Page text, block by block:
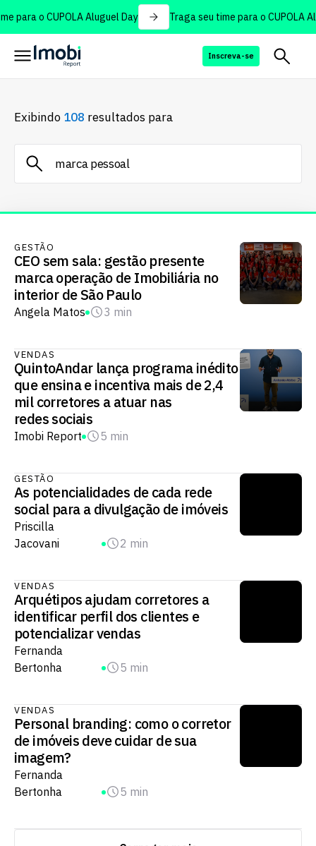
para o CUPOLA Aluguel Day Traga seu time para o CUPOLA
Inscreva-se
Exibindo 108 resultados para
GESTÃO
CEO sem sala: gestão presente
marca operação de Imobiliária no
interior de São Paulo
Angela Matos 3 min
VENDAS
QuintoAndar lança programa inédito
que ensina e incentiva mais de 2,4
mil corretores a atuar nas
redes sociais
Imobi Report 5 min
GESTÃO
As potencialidades de cada rede
social para a divulgação de imóveis
Priscilla
Jacovani
2 min
VENDAS
Arquétipos ajudam corretores a
identificar perfil dos clientes e
potencializar vendas
Fernanda
Bertonha
5 min
VENDAS
Personal branding: como o corretor
de imóveis deve cuidar de sua
imagem?
Fernanda
Bertonha
5 min